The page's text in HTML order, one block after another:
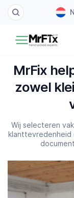
Schilder
Loodgieter
Hovenier
MrFix
zowel
Wij selecteren
klanttevredenheid